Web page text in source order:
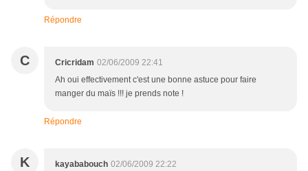
Répondre
C Cricridam 02/06/2009 22:41
Ah oui effectivement c'est une bonne astuce pour faire
manger du maïs !!! je prends note !
Répondre
K kayababouch 02/06/2009 22:22